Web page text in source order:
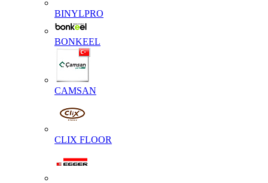
BINYLPRO
BONKEEL
CAMSAN
CLIX FLOOR